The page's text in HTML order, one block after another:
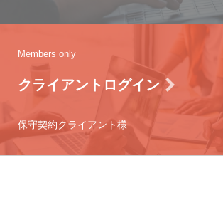
Members only
クライアントログイン
保守契約クライアント様